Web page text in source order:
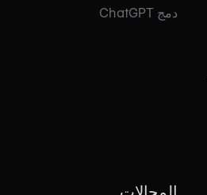
دمج ChatGPT